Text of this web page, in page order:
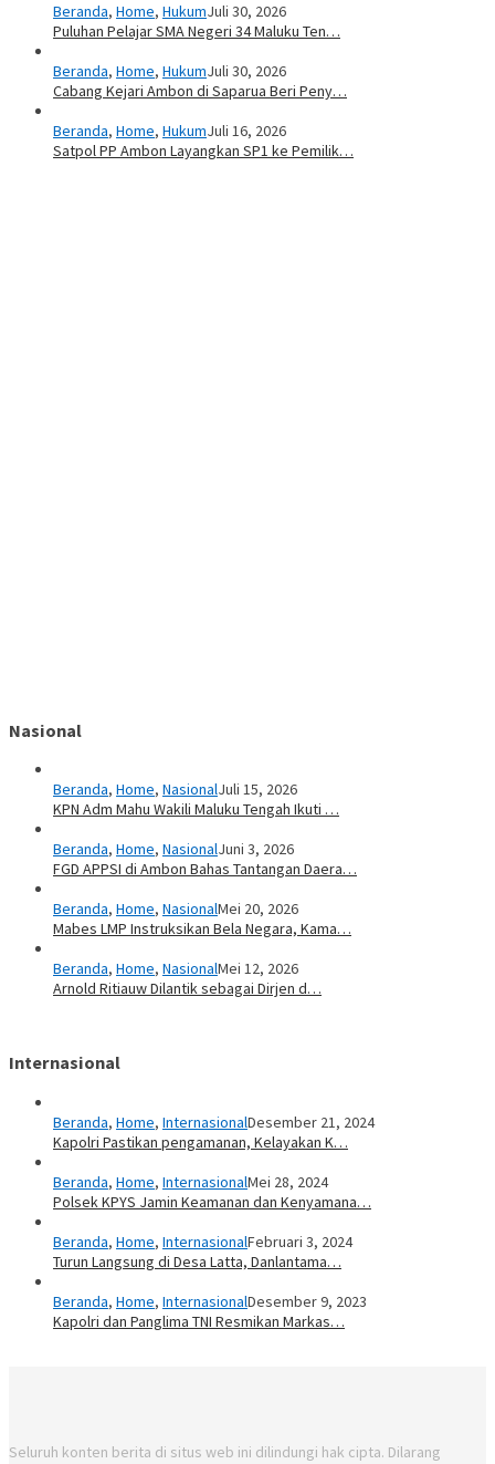
Beranda, Home, HukumJuli 30, 2026
Puluhan Pelajar SMA Negeri 34 Maluku Ten…
Beranda, Home, HukumJuli 30, 2026
Cabang Kejari Ambon di Saparua Beri Peny…
Beranda, Home, HukumJuli 16, 2026
Satpol PP Ambon Layangkan SP1 ke Pemilik…
Nasional
Beranda, Home, NasionalJuli 15, 2026
KPN Adm Mahu Wakili Maluku Tengah Ikuti …
Beranda, Home, NasionalJuni 3, 2026
FGD APPSI di Ambon Bahas Tantangan Daera…
Beranda, Home, NasionalMei 20, 2026
Mabes LMP Instruksikan Bela Negara, Kama…
Beranda, Home, NasionalMei 12, 2026
Arnold Ritiauw Dilantik sebagai Dirjen d…
Internasional
Beranda, Home, InternasionalDesember 21, 2024
Kapolri Pastikan pengamanan, Kelayakan K…
Beranda, Home, InternasionalMei 28, 2024
Polsek KPYS Jamin Keamanan dan Kenyamana…
Beranda, Home, InternasionalFebruari 3, 2024
Turun Langsung di Desa Latta, Danlantama…
Beranda, Home, InternasionalDesember 9, 2023
Kapolri dan Panglima TNI Resmikan Markas…
Seluruh konten berita di situs web ini dilindungi hak cipta. Dilarang